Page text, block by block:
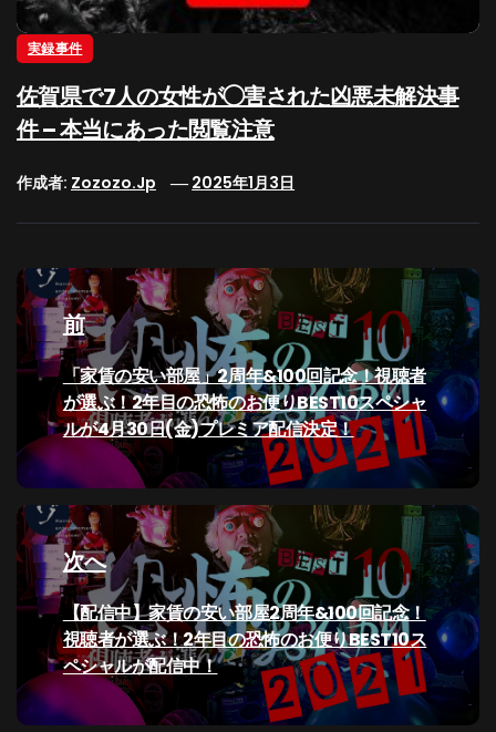
実録事件
佐賀県で7人の女性が◯害された凶悪未解決事
件 – 本当にあった閲覧注意
作成者: Zozozo.jp 2025年1月3日
投
稿
ナ
ビ
ゲ
ー
シ
ョ
ン
前
過
去
の
投
稿:
「家賃の安い部屋」2周年&100回記念！視聴者
が選ぶ！2年目の恐怖のお便りBEST10スペシャ
ルが4月30日(金)プレミア配信決定！
次へ
次
の
投
稿:
【配信中】家賃の安い部屋2周年&100回記念！
視聴者が選ぶ！2年目の恐怖のお便りBEST10ス
ペシャルが配信中！